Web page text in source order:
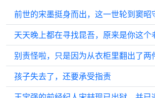
前世的宋墨挺身而出，这一世轮到窦昭
别责怪啦，只是因为从衣柜里翻出了
孩子失去了，还要承受指责